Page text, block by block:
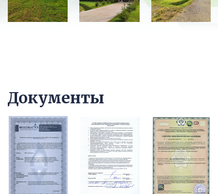
Документы